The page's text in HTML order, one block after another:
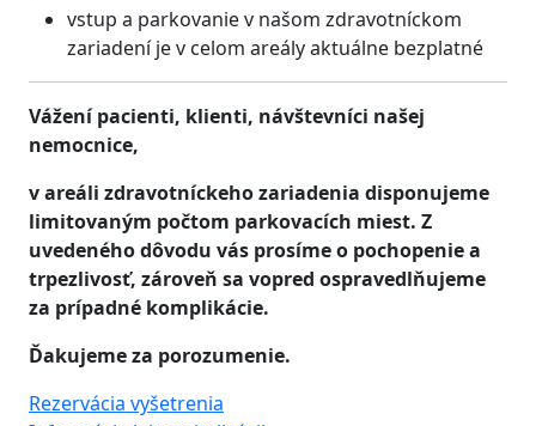
vstup a parkovanie v našom zdravotníckom
zariadení je v celom areály aktuálne bezplatné
Vážení pacienti, klienti, návštevníci našej
nemocnice,
v areáli zdravotníckeho zariadenia disponujeme
limitovaným počtom parkovacích miest. Z
uvedeného dôvodu vás prosíme o pochopenie a
trpezlivosť, zároveň sa vopred ospravedlňujeme
za prípadné komplikácie.
Ďakujeme za porozumenie.
Rezervácia vyšetrenia